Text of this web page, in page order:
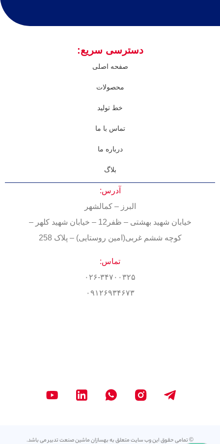
دسترسی سریع:
صفحه اصلی
محصولات
خط تولید
تماس با ما
درباره ما
بلاگ
آدرس:
البرز – کمالشهر
خیابان شهید بهشتی – ظفر12 – خیابان شهید کلهر –
کوچه ششم غربی(امین روستایی) – پلاک 258
تماس:
۰۲۶-۳۴۷۰۰۳۲۵
۰۹۱۲۶۹۳۴۶۷۳
© تمامی حقوق این وب سایت متعلق به بهسازان ماشین صنعت تدبیر می باشد.